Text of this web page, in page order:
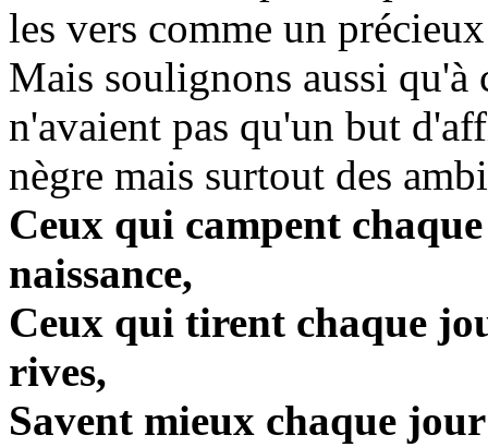
les vers comme un
Mais soulignons aussi qu'à
n'avaient pas qu'un but
nègre mais surtout des
Ceux qui campent
naissance,
Ceux qui tirent chaque
rives,
Savent mieux chaque